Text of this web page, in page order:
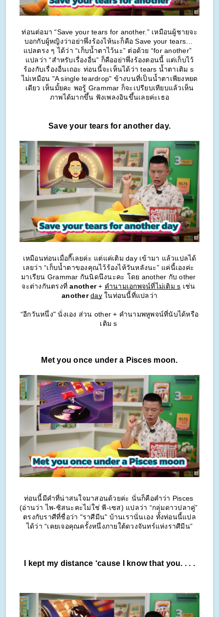
ท่อนต่อมา “Save your tears for another.” เหมือนผู้ชายจะ
บอกกับผู้หญิงว่าอย่าพึ่งร้องไห้นะก็คือ Save your tears…
แปลตรง ๆ ได้ว่า “เก็บน้ำตาไว้นะ” ต่อด้วย “for another”
แปลว่า “สำหรับเรื่องอื่น” ก็คืออย่าพึ่งร้องตอนนี้ แต่เก็บไว้
ร้องกับเรื่องอื่นเถอะ ท่อนนี้จะเห็นได้ว่า tears น้ำตาเติม s
ไม่เหมือน "A single teardrop" ข้างบนที่เป็นน้ำตาเพียงหยด
เดียว เห็นมั้ยคะ พอรู้ Grammar ก็จะเปรียบเทียบแล้วเห็น
ภาพได้มากขึ้น ฟังเพลงอินขึ้นเลยค่ะเธอ
Save your tears for another day.
เหมือนท่อนเมื่อกี๊เลยค่ะ แต่แค่เติม day เข้ามา แล้วแปลได้
มาเรียน Grammar กันนิดนึงนะคะ โดย another กับ other
จะต่างกันตรงที่ another + คำนามเอกพจน์ที่ไม่เติม s
another day ในท่อนนี้ที่แปลว่า
“อีกวันหนึ่ง" นั่งเอง ส่วน other + คำนามพหูพจน์ที่นับได้หรือ
เติม s
Met you once under a Pisces moon.
ท่อนนี้มีคำที่น่าสนใจมาสอนด้วยค่ะ นั่นก็คือคำว่า Pisces
(อ่านว่า ไพ-ซิสนะคะไม่ใช่ พี-เซส) แปลว่า “กลุ่มดาวปลาคู่”
ตรงกับราศีที่ชื่อว่า "ราศีมีน" บ้านเรานั่นเอง ทั้งท่อนนี้แปล
ได้ว่า “เคยเจอคุณครั้งหนึ่งภายใต้ดวงจันทร์แห่งราศีมีน”
I kept my distance ‘cause I know that you. . . .